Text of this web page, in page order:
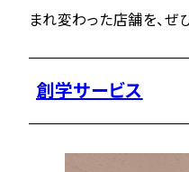
まれ変わった店舗を、ぜ
創学サービス